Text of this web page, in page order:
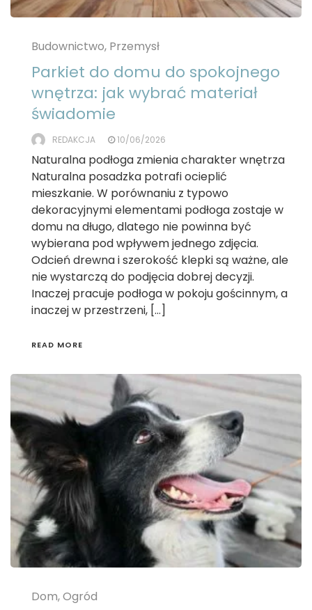
Budownictwo, Przemysł
Parkiet do domu do spokojnego
wnętrza: jak wybrać materiał
świadomie
REDAKCJA 10/06/2026
Naturalna podłoga zmienia charakter wnętrza
Naturalna posadzka potrafi ocieplić
mieszkanie. W porównaniu z typowo
dekoracyjnymi elementami podłoga zostaje w
domu na długo, dlatego nie powinna być
wybierana pod wpływem jednego zdjęcia.
Odcień drewna i szerokość klepki są ważne, ale
nie wystarczą do podjęcia dobrej decyzji.
Inaczej pracuje podłoga w pokoju gościnnym, a
inaczej w przestrzeni, […]
READ MORE
Dom, Ogród